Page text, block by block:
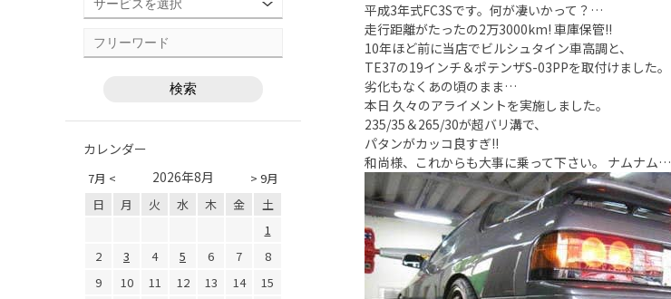
平成3年式FC3Sです。何が凄いかって？…
走行距離がたったの2万3000km! 車庫保管!!
10年ほど前に当店でビルシュタイン車高調と、
TE37の19インチ＆ポテンザS-03PPを取付けました。
劣化もなくあの頃のまま…
本日 久々のアライメントを実施しました。
235/35＆265/30が超バリ溝で、
パタンがカッコ良すぎ!!
和尚様、これからも大事に乗って下さい。 ナムナム…
カレンダー
7月 < > 9月
2026年8月
日 月 火 水 木 金
土
1
2
3 4 5 6 7
8
9
10 11 12 13 14
15